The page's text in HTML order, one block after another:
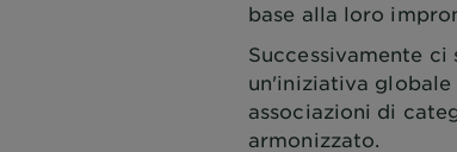
base alla loro
Successivamente
un'iniziativa globale
associazioni di
armonizzato.